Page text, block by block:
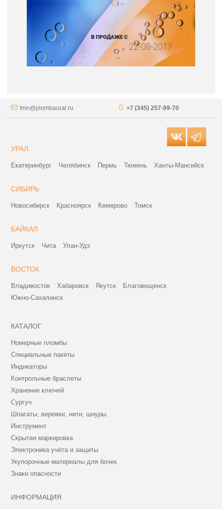
tmn@plombaural.ru +7 (345) 257-99-70
УРАЛ
Екатеринбург Челябинск Пермь Тюмень Ханты-Мансийск
СИБИРЬ
Новосибирск Красноярск Кемерово Томск
БАЙКАЛ
Иркутск Чита Улан-Удэ
ВОСТОК
Владивосток Хабаровск Якутск
Благовещенск
Южно-Сахалинск
КАТАЛОГ
Номерные пломбы
Специальные пакеты
Индикаторы
Контрольные браслеты
Хранение ключей
Сургуч
Шпагаты, веревки, нити, шнуры.
Инструмент
Скрытая маркировка
Электроника учёта и защиты
Укупорочные материалы для бочек
Знаки опасности
ИНФОРМАЦИЯ